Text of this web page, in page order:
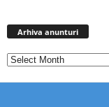
Arhiva anunturi